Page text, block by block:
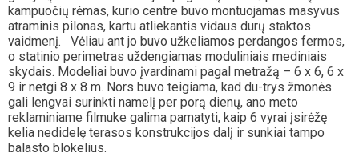
kampuočių rėmas, kurio centre buvo montuojamas masyvus
atraminis pilonas, kartu atliekantis vidaus durų staktos
vaidmenį. Vėliau ant jo buvo užkeliamos perdangos fermos,
o statinio perimetras uždengiamas moduliniais mediniais
skydais. Modeliai buvo įvardinami pagal metražą – 6 x 6, 6 x
9 ir netgi 8 x 8 m. Nors buvo teigiama, kad du-trys žmonės
gali lengvai surinkti namelį per porą dienų, ano meto
reklaminiame filmuke galima pamatyti, kaip 6 vyrai įsirėžę
kelia nedidelę terasos konstrukcijos dalį ir sunkiai tampo
balasto blokelius.